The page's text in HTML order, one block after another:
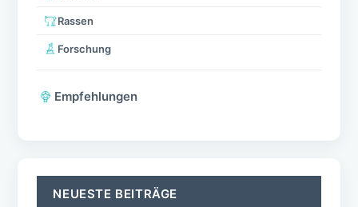
Rassen
Forschung
Empfehlungen
NEUESTE BEITRÄGE